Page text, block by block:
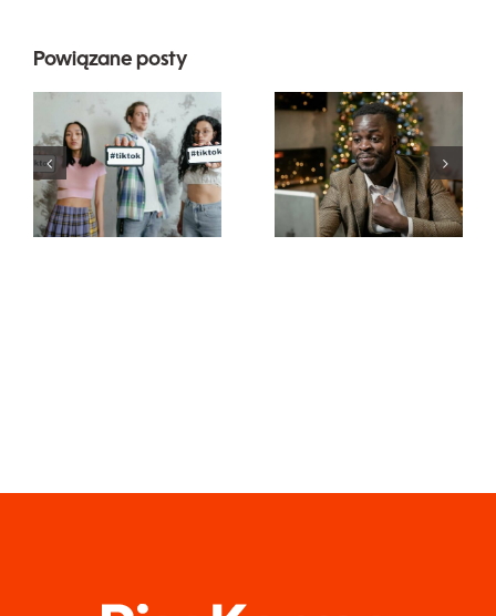
Powiązane posty
Najlepsze
aplikacje do
edytowania
wideo do
tworzenia
dzieł na
Jak ukryć
obserwujących
na LinkedIn,
aby
zachować